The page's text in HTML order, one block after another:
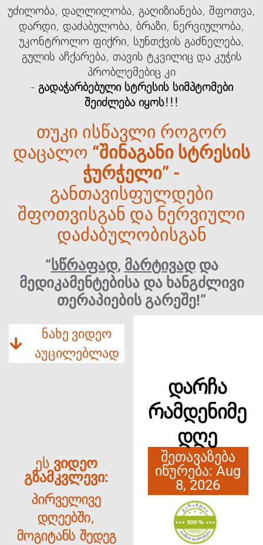
უძილობა, დაღლილობა, გაღიზიანება, შფოთვა,
დარდი, დაძაბულობა, ბრაზი, ნერვიულობა,
უკონტროლო ფიქრი, სუნთქვის გაძნელება,
გულის აჩქარება, თავის ტკვილიც და კუჭის
პრობლემებიც კი
-გადაჭარბებული სტრესის სიმპტომები
შეიძლება იყოს!!!
თუკი ისწავლი როგორ
დაცალო “შინაგანი სტრესის
ჭურჭელი” -
განთავისფულდები
შფოთვისგან და ნერვიული
დაძაბულობისგან
“სწრაფად, მარტივადდა
მედიკამენტებისა და ხანგძლივი
თერაპიების გარეშე!”
ნახე ვიდეო
აუცილებლად
ეს ვიდეო
გზამკვლევი:
პირველივე
დღეებში,
მოგიტანს შედეგ
დარჩა
რამდენიმე
დღე
შეთავაზება
იწურება: Aug
8, 2026